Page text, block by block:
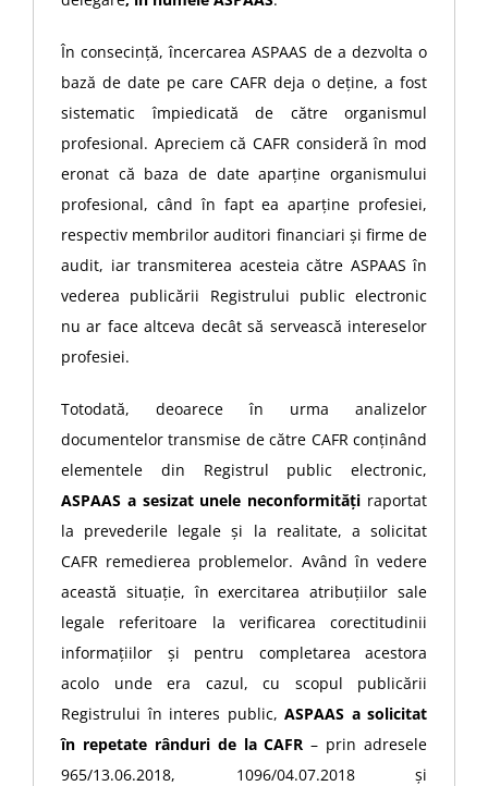
În consecință, încercarea ASPAAS de a dezvolta o
bază de date pe care CAFR deja o deține, a fost
sistematic împiedicată de către organismul
profesional. Apreciem că CAFR consideră în mod
eronat că baza de date aparține organismului
profesional, când în fapt ea aparține profesiei,
respectiv membrilor auditori financiari și firme de
audit, iar transmiterea acesteia către ASPAAS în
vederea publicării Registrului public electronic
nu ar face altceva decât să servească intereselor
profesiei.
Totodată, deoarece în urma analizelor
documentelor transmise de către CAFR conținând
elementele din Registrul public electronic,
ASPAAS a sesizat unele neconformități raportat
la prevederile legale și la realitate, a solicitat
CAFR remedierea problemelor. Având în vedere
această situație, în exercitarea atribuțiilor sale
legale referitoare la verificarea corectitudinii
informațiilor și pentru completarea acestora
acolo unde era cazul, cu scopul publicării
Registrului în interes public, ASPAAS a solicitat
în repetate rânduri de la CAFR – prin adresele
965/13.06.2018, 1096/04.07.2018 și